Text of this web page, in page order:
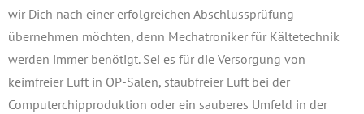
wir Dich nach einer erfolgreichen Abschlussprüfung
übernehmen möchten, denn Mechatroniker für Kältetechnik
werden immer benötigt. Sei es für die Versorgung von
keimfreier Luft in OP-Sälen, staubfreier Luft bei der
Computerchipproduktion oder ein sauberes Umfeld in der